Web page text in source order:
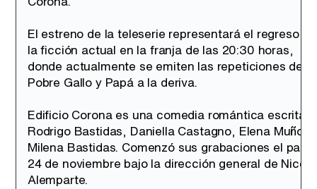
El estreno de la teleserie representará el regreso de
la ficción actual en la franja de las 20:30 horas,
donde actualmente se emiten las repeticiones de
Pobre Gallo y Papá a la deriva.
Edificio Corona es una comedia romántica escrita
Rodrigo Bastidas, Daniella Castagno, Elena Muñoz
Milena Bastidas. Comenzó sus grabaciones el
24 de noviembre bajo la dirección general de
Alemparte.